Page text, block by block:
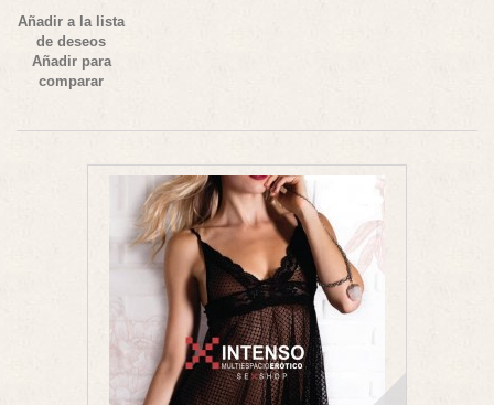
Añadir a la lista
de deseos
Añadir para
comparar